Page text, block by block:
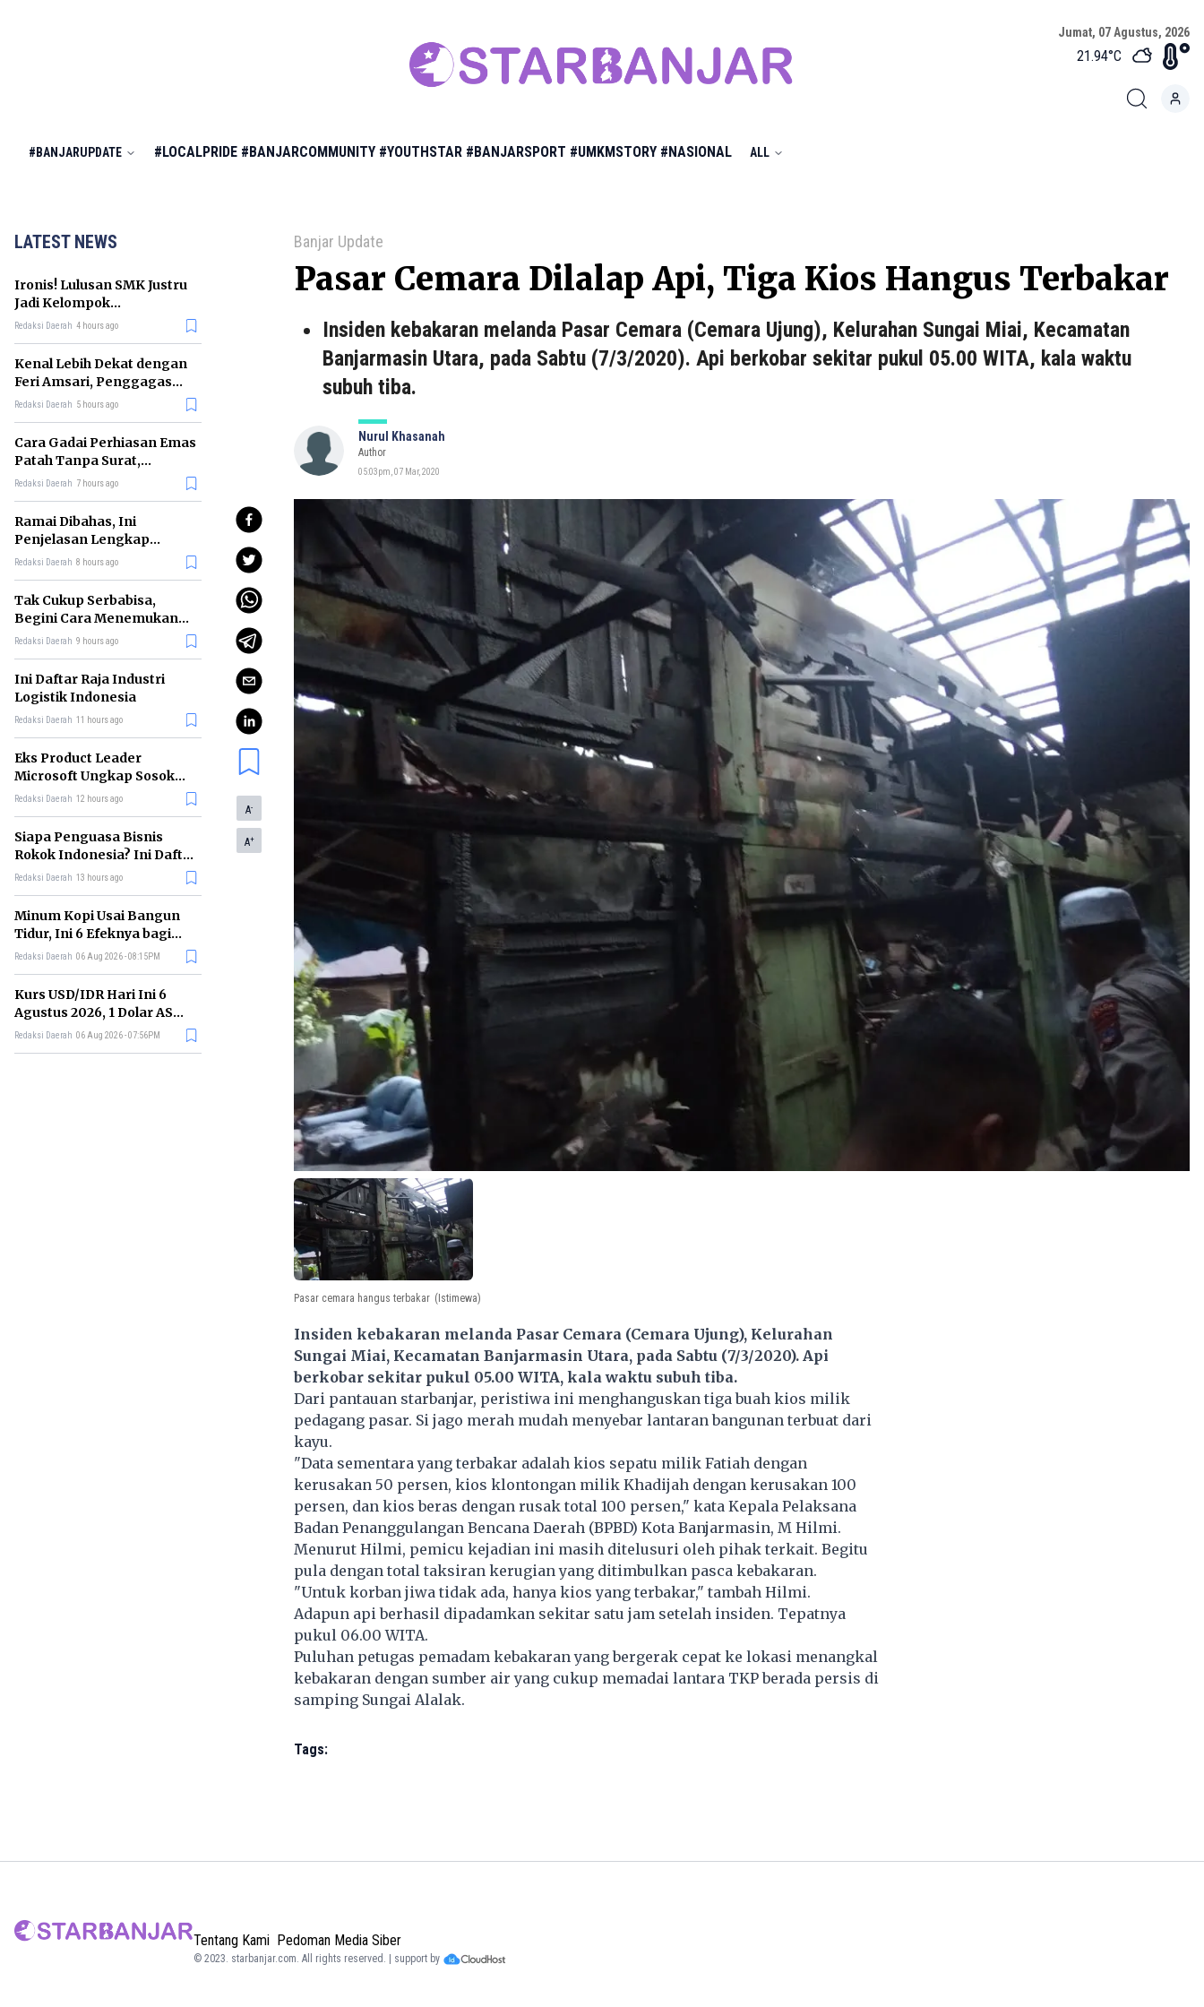
Jumat, 07 Agustus, 2026
21.94°C
#BANJARUPDATE #LOCALPRIDE #BANJARCOMMUNITY #YOUTHSTAR #BANJARSPORT #UMKMSTORY #NASIONAL ALL
LATEST NEWS
Ironis! Lulusan SMK Justru
Jadi Kelompok
Pengangguran Terbanyak
Redaksi Daerah 4 hours ago
Kenal Lebih Dekat dengan
Feri Amsari, Penggagas
Kabinet Bayangan
Redaksi Daerah 5 hours ago
Cara Gadai Perhiasan Emas
Patah Tanpa Surat,
Ternyata Tetap Bisa!
Redaksi Daerah 7 hours ago
Ramai Dibahas, Ini
Penjelasan Lengkap
tentang Konsep Kabinet
Redaksi Daerah 8 hours ago
Tak Cukup Serbabisa,
Begini Cara Menemukan
'Spike' agar CV Dilirik HR
Redaksi Daerah 9 hours ago
Ini Daftar Raja Industri
Logistik Indonesia
Redaksi Daerah 11 hours ago
Eks Product Leader
Microsoft Ungkap Sosok
yang Paling Cocok
Redaksi Daerah 12 hours ago
Siapa Penguasa Bisnis
Rokok Indonesia? Ini Daftar
Perusahaan Terbesarnya
Redaksi Daerah 13 hours ago
Minum Kopi Usai Bangun
Tidur, Ini 6 Efeknya bagi
Kesehatan Tubuh
Redaksi Daerah 06 Aug 2026 - 08:15PM
Kurs USD/IDR Hari Ini 6
Agustus 2026, 1 Dolar AS
Kini Berapa Rupiah?
Redaksi Daerah 06 Aug 2026 - 07:56PM
Banjar Update
Pasar Cemara Dilalap Api, Tiga Kios Hangus Terbakar
Insiden kebakaran melanda Pasar Cemara (Cemara Ujung), Kelurahan Sungai Miai, Kecamatan
Banjarmasin Utara, pada Sabtu (7/3/2020). Api berkobar sekitar pukul 05.00 WITA, kala waktu
subuh tiba.
Nurul Khasanah
Author
05:03pm, 07 Mar, 2020
A-
A+
Pasar cemara hangus terbakar (Istimewa)
Insiden kebakaran melanda Pasar Cemara (Cemara Ujung), Kelurahan
Sungai Miai, Kecamatan Banjarmasin Utara, pada Sabtu (7/3/2020). Api
berkobar sekitar pukul 05.00 WITA, kala waktu subuh tiba.
Dari pantauan starbanjar, peristiwa ini menghanguskan tiga buah kios milik
pedagang pasar. Si jago merah mudah menyebar lantaran bangunan terbuat dari
kayu.
"Data sementara yang terbakar adalah kios sepatu milik Fatiah dengan
kerusakan 50 persen, kios klontongan milik Khadijah dengan kerusakan 100
persen, dan kios beras dengan rusak total 100 persen," kata Kepala Pelaksana
Badan Penanggulangan Bencana Daerah (BPBD) Kota Banjarmasin, M Hilmi.
Menurut Hilmi, pemicu kejadian ini masih ditelusuri oleh pihak terkait. Begitu
pula dengan total taksiran kerugian yang ditimbulkan pasca kebakaran.
"Untuk korban jiwa tidak ada, hanya kios yang terbakar," tambah Hilmi.
Adapun api berhasil dipadamkan sekitar satu jam setelah insiden. Tepatnya
pukul 06.00 WITA.
Puluhan petugas pemadam kebakaran yang bergerak cepat ke lokasi menangkal
kebakaran dengan sumber air yang cukup memadai lantara TKP berada persis di
samping Sungai Alalak.
Tags:
Tentang Kami Pedoman Media Siber
© 2023. starbanjar.com. All rights reserved. | support by